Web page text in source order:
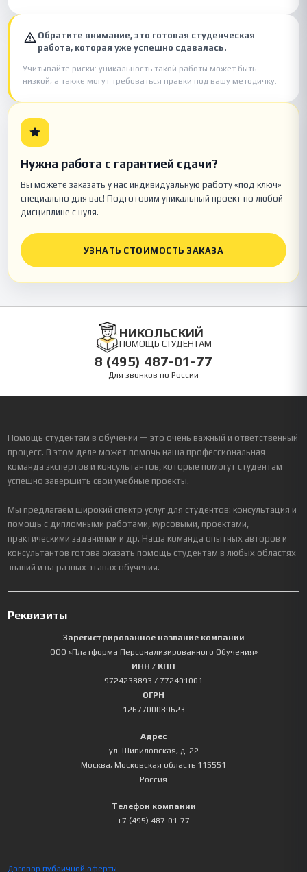
Обратите внимание, это готовая студенческая
работа, которая уже успешно сдавалась.
Учитывайте риски: уникальность такой работы может быть
низкой, а также могут требоваться правки под вашу методичку.
Нужна работа с гарантией сдачи?
Вы можете заказать у нас индивидуальную работу «под ключ»
специально для вас! Подготовим уникальный проект по любой
дисциплине с нуля.
УЗНАТЬ СТОИМОСТЬ ЗАКАЗА
НИКОЛЬСКИЙ
ПОМОЩЬ СТУДЕНТАМ
8 (495) 487-01-77
Для звонков по России
Помощь студентам в обучении — это очень важный и ответственный
процесс. В этом деле может помочь наша профессиональная
команда экспертов и консультантов, которые помогут студентам
успешно завершить свои учебные проекты.
Мы предлагаем широкий спектр услуг для студентов: консультация и
помощь с дипломными работами, курсовыми, проектами,
практическими заданиями и др. Наша команда опытных авторов и
консультантов готова оказать помощь студентам в любых областях
знаний и на разных этапах обучения.
Реквизиты
Зарегистрированное название компании
ООО «Платформа Персонализированного Обучения»
ИНН / КПП
9724238893 / 772401001
ОГРН
1267700089623
Адрес
ул. Шипиловская, д. 22
Москва, Московская область 115551
Россия
Телефон компании
+7 (495) 487-01-77
Договор публичной оферты